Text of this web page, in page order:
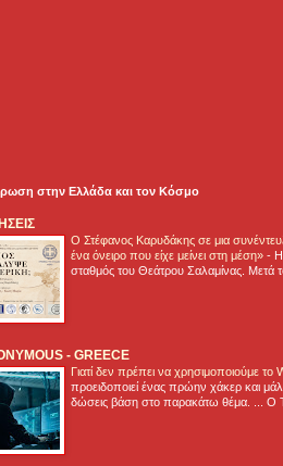
στην Ελλάδα και τoν Κόσμο
Ο Στέφανος Καρυδάκης σε μια
ένα όνειρο που είχε μείνει στη μέση» - Η
σταθμός του Θεάτρου Σαλαμίνας. Μετά
- GREECE
Γιατί δεν πρέπει να χρησιμοποιούμε
προειδοποιεί ένας πρώην χάκερ και
δώσεις βάση στο παρακάτω θέμα. ... Ο